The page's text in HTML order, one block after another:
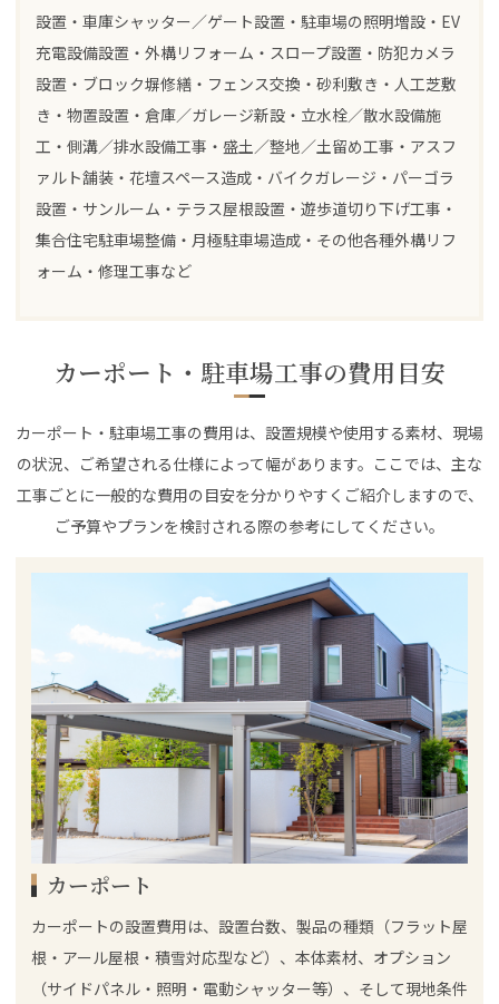
設置・車庫シャッター／ゲート設置・駐車場の照明増設・EV
充電設備設置・外構リフォーム・スロープ設置・防犯カメラ
設置・ブロック塀修繕・フェンス交換・砂利敷き・人工芝敷
き・物置設置・倉庫／ガレージ新設・立水栓／散水設備施
工・側溝／排水設備工事・盛土／整地／土留め工事・アスフ
ァルト舗装・花壇スペース造成・バイクガレージ・パーゴラ
設置・サンルーム・テラス屋根設置・遊歩道切り下げ工事・
集合住宅駐車場整備・月極駐車場造成・その他各種外構リフ
ォーム・修理工事など
カーポート・駐車場工事の費用目安
カーポート・駐車場工事の費用は、設置規模や使用する素材、現場
の状況、ご希望される仕様によって幅があります。ここでは、主な
工事ごとに一般的な費用の目安を分かりやすくご紹介しますので、
ご予算やプランを検討される際の参考にしてください。
カーポート
カーポートの設置費用は、設置台数、製品の種類（フラット屋
根・アール屋根・積雪対応型など）、本体素材、オプション
（サイドパネル・照明・電動シャッター等）、そして現地条件